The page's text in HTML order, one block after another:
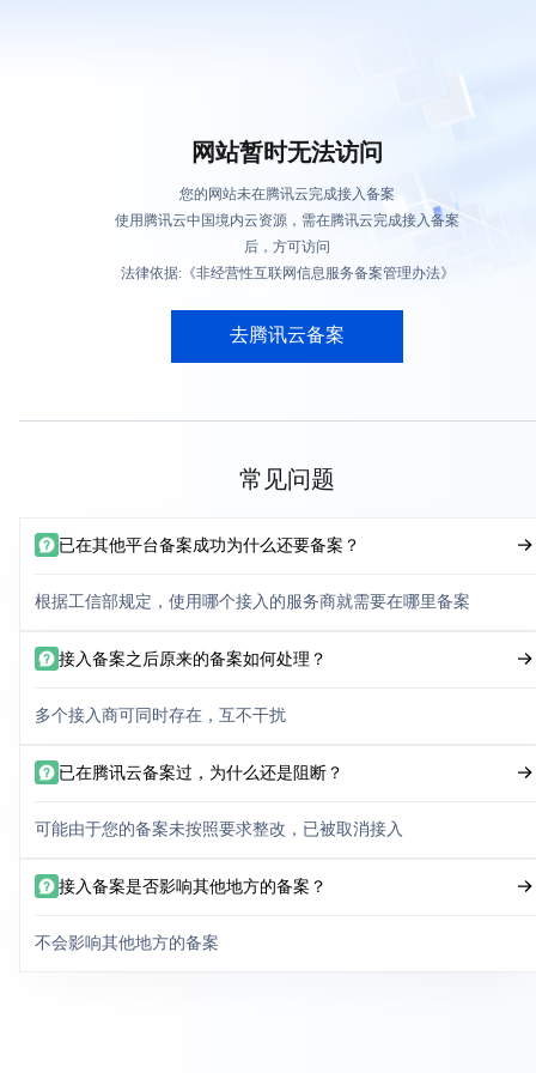
网站暂时无法访问
您的网站未在腾讯云完成接入备案
使用腾讯云中国境内云资源，需在腾讯云完成接入备案
后，方可访问
法律依据:《非经营性互联网信息服务备案管理办法》
去腾讯云备案
常见问题
已在其他平台备案成功为什么还要备案？
根据工信部规定，使用哪个接入的服务商就需要在哪里备案
接入备案之后原来的备案如何处理？
多个接入商可同时存在，互不干扰
已在腾讯云备案过，为什么还是阻断？
可能由于您的备案未按照要求整改，已被取消接入
接入备案是否影响其他地方的备案？
不会影响其他地方的备案